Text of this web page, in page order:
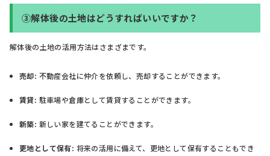
③解体後の土地はどうすればいいですか？
解体後の土地の活用方法はさまざまです。
売却: 不動産会社に仲介を依頼し、売却することができます。
賃貸: 駐車場や倉庫として賃貸することができます。
新築: 新しい家を建てることができます。
更地として保有: 将来の活用に備えて、更地として保有することもでき